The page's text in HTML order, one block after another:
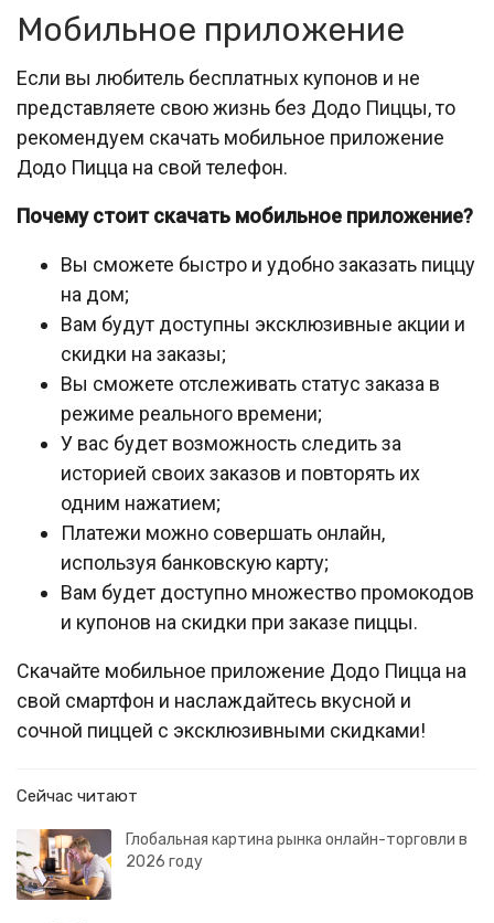
Мобильное приложение
Если вы любитель бесплатных купонов и не
представляете свою жизнь без Додо Пиццы, то
рекомендуем скачать мобильное приложение
Додо Пицца на свой телефон.
Почему стоит скачать мобильное приложение?
Вы сможете быстро и удобно заказать пиццу
на дом;
Вам будут доступны эксклюзивные акции и
скидки на заказы;
Вы сможете отслеживать статус заказа в
режиме реального времени;
У вас будет возможность следить за
историей своих заказов и повторять их
одним нажатием;
Платежи можно совершать онлайн,
используя банковскую карту;
Вам будет доступно множество промокодов
и купонов на скидки при заказе пиццы.
Скачайте мобильное приложение Додо Пицца на
свой смартфон и наслаждайтесь вкусной и
сочной пиццей с эксклюзивными скидками!
Сейчас читают
Глобальная картина рынка онлайн-торговли в
2026 году